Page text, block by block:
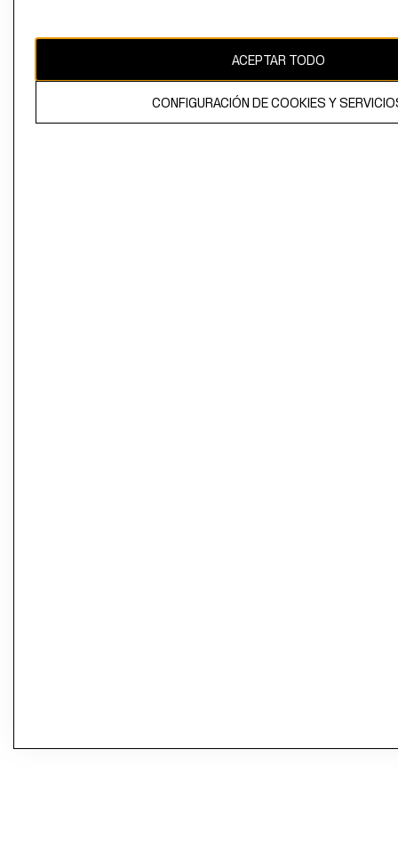
El contenido de esta página web está protegido por copyright y es
ACEPTAR TODO
CONFIGURACIÓN DE COOKIES Y